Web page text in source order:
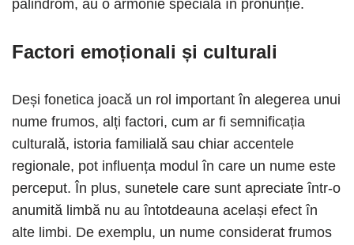
palindrom, au o armonie specială în pronunție.
Factori emoționali și culturali
Deși fonetica joacă un rol important în alegerea unui
nume frumos, alți factori, cum ar fi semnificația
culturală, istoria familială sau chiar accentele
regionale, pot influența modul în care un nume este
perceput. În plus, sunetele care sunt apreciate într-o
anumită limbă nu au întotdeauna același efect în
alte limbi. De exemplu, un nume considerat frumos